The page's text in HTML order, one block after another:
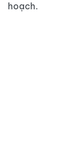
hoạch.